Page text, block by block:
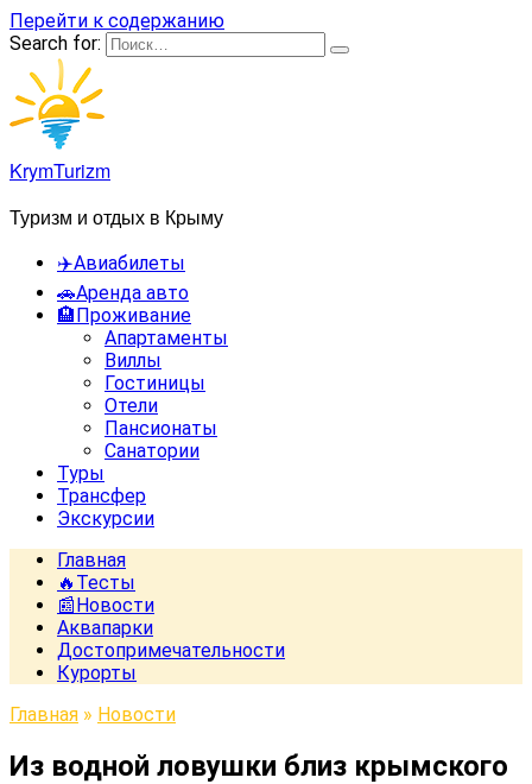
Перейти к содержанию
Search for:
KrymTurizm
Туризм и отдых в Крыму
✈️Авиабилеты
🚗Аренда авто
🏨Проживание
Апартаменты
Виллы
Гостиницы
Отели
Пансионаты
Санатории
Туры
Трансфер
Экскурсии
Главная
🔥Тесты
📰Новости
Аквапарки
Достопримечательности
Курорты
Главная » Новости
Из водной ловушки близ крымского